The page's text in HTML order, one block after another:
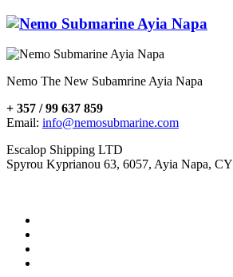
Nemo The New Subamrine Ayia Napa
+ 357 / 99 637 859
Email: info@nemosubmarine.com
Escalop Shipping LTD
Spyrou Kyprianou 63, 6057, Ayia Napa, CY